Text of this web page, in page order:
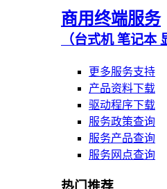
商用终端服务
（台式机 笔记本
更多服务支持
产品资料下载
驱动程序下载
服务政策查询
服务产品查询
服务网点查询
热门推荐